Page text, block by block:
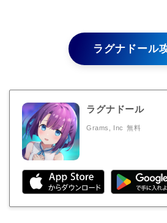
ラグナドール
ラグナドール
Grams, Inc 無料